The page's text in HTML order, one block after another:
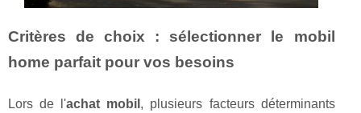
Critères de choix : sélectionner le mobil
home parfait pour vos besoins
Lors de l'achat mobil , plusieurs facteurs déterminants